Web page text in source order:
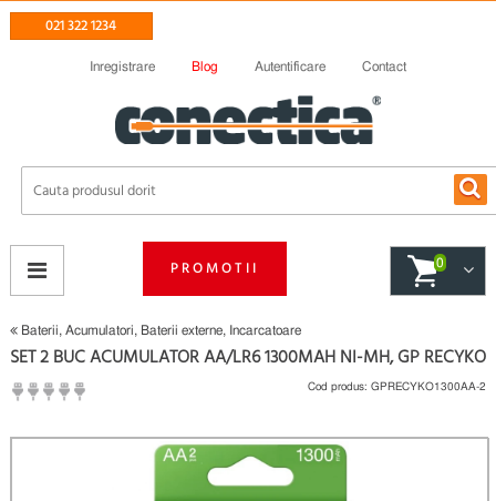
021 322 1234
Inregistrare Blog Autentificare Contact
PROMOTII 0
Baterii, Acumulatori, Baterii externe, Incarcatoare
SET 2 BUC ACUMULATOR AA/LR6 1300MAH NI-MH, GP RECYKO
Fii primul care scrie un review
Cod produs: GPRECYKO1300AA-2